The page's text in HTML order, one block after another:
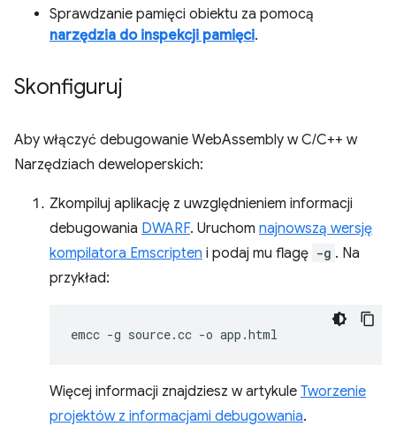
Sprawdzanie pamięci obiektu za pomocą
narzędzia do inspekcji pamięci.
Skonfiguruj
Aby włączyć debugowanie WebAssembly w C/C++ w
Narzędziach deweloperskich:
Zkompiluj aplikację z uwzględnieniem informacji
debugowania DWARF. Uruchom najnowszą wersję
kompilatora Emscripten i podaj mu flagę -g . Na
przykład:
emcc -g source.cc -o
Więcej informacji znajdziesz w artykule Tworzenie
projektów z informacjami debugowania.